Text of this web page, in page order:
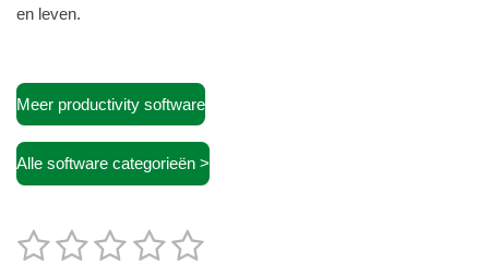
en leven.
Meer productivity software
Alle software categorieën >
R
a
1 2 3 4 5
S